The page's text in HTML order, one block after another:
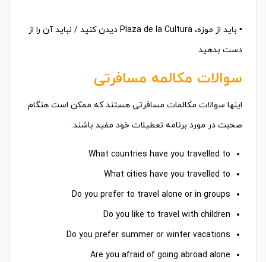
• باید از موزه، Plaza de la Cultura دیدن کنید / نباید آن را از
دست بدهید
سوالات مکالمه مسافرتی
اینها سوالات مکالمات مسافرتی هستند که ممکن است هنگام
صحبت در مورد برنامه تعطیلات خود مفید باشند.
What countries have you travelled to
What cities have you travelled to
Do you prefer to travel alone or in groups
Do you like to travel with children
Do you prefer summer or winter vacations
Are you afraid of going abroad alone